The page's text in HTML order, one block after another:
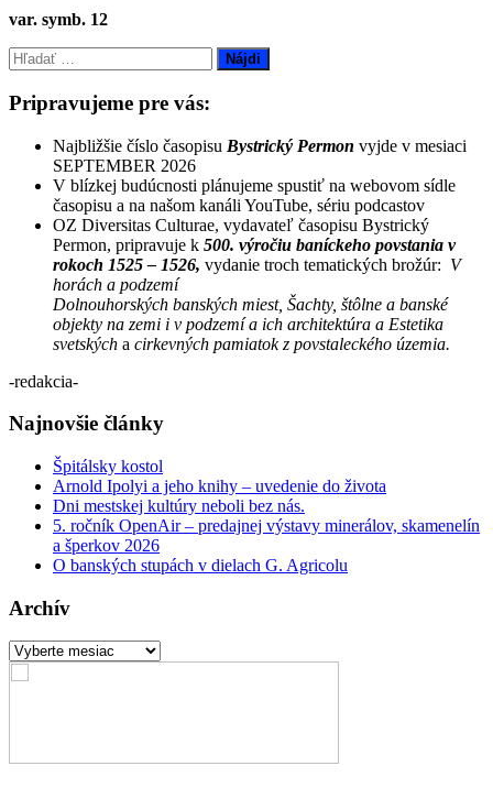
var. symb. 12
Hľadať:
Pripravujeme pre vás:
Najbližšie číslo časopisu Bystrický Permon vyjde v mesiaci
SEPTEMBER 2026
V blízkej budúcnosti plánujeme spustiť na webovom sídle
časopisu a na našom kanáli YouTube, sériu podcastov
OZ Diversitas Culturae, vydavateľ časopisu Bystrický
Permon, pripravuje k 500. výročiu baníckeho povstania v
rokoch 1525 – 1526, vydanie troch tematických brožúr: V
horách a podzemí
Dolnouhorských banských miest, Šachty, štôlne a banské
objekty na zemi i v podzemí a ich architektúra a Estetika
svetských a cirkevných pamiatok z povstaleckého územia.
-redakcia-
Najnovšie články
Špitálsky kostol
Arnold Ipolyi a jeho knihy – uvedenie do života
Dni mestskej kultúry neboli bez nás.
5. ročník OpenAir – predajnej výstavy minerálov, skamenelín
a šperkov 2026
O banských stupách v dielach G. Agricolu
Archív
Archív